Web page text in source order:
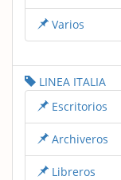
Varios
LINEA ITALIA
Escritorios
Archiveros
Libreros